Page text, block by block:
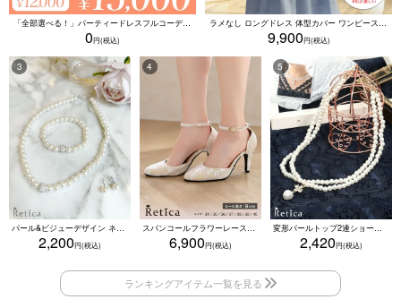
「全部選べる！」パーティードレスフルコーデセット (ドレス1点＋バッグ1点＋アクセ1点+靴1足/4点15000円(税込)/靴なしで12000円(税込))
0
ラメなし ロングドレス 体型カバー ワンピース 敏感肌対応 結婚式 二次会 お呼ばれ 大人 上品 (Sサイズ～5Lサイズ)
9,900
パール&ビジューデザイン ネックレス×ピアス×ブレスレット アクセサリー3set
2,200
スパンコールフラワーレースアンクルストラップハイヒールセパレートパンプス (ベージュ)
6,900
変形パールトップ2連ショートパールネックレス(ホワイト)
2,420